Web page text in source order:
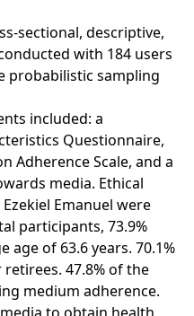
sectional, descriptive,
with 184 users
probabilistic sampling
included: a
Questionnaire,
Adherence Scale, and a
media. Ethical
Emanuel were
participants, 73.9%
age of 63.6 years. 70.1%
47.8% of the
medium adherence.